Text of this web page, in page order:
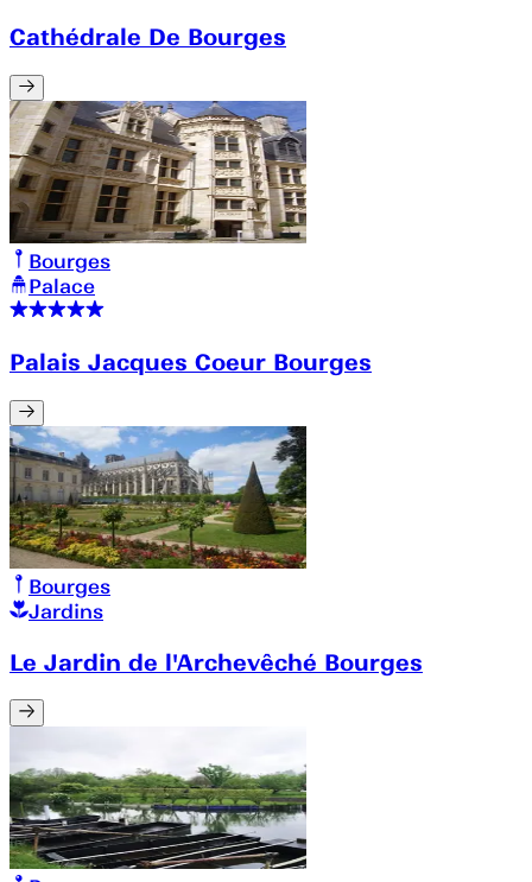
Cathédrale De Bourges
Bourges
Palace
Palais Jacques Coeur Bourges
Bourges
Jardins
Le Jardin de l'Archevêché Bourges